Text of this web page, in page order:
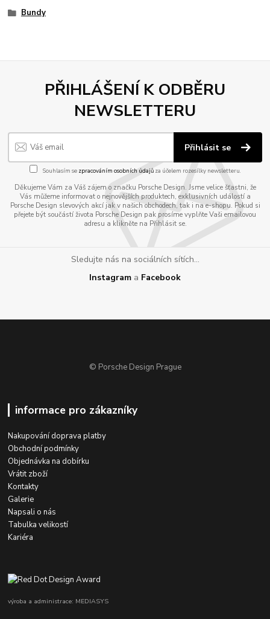
Bundy
PŘIHLÁŠENÍ K ODBĚRU
NEWSLETTERU
Přihlásit se
Souhlasím se zpracováním osobních údajůza účelem rozesílky newsletteru.
Děkujeme Vám za Váš zájem o značku Porsche Design. Jsme velice šťastni, že
Vás můžeme informovat o nejnovějších produktech, exklusivních událostí a
Porsche Design slevových akcí jak v našich obchodech, tak i na e-shopu. Pokud si
přejete být součástí života Porsche Design pak prosíme vyplňte Vaši emailovou
adresu a klikněte na Přihlásit se.
Sledujte nás na sociálních sítích...
Instagram a Facebook
© Porsche Design Prague
informace pro zákazníky
Nakupování doprava platby
Obchodní podmínky
Objednávka na dobírku
Vrátit zboží
Kontakty
Galerie
Napsali o nás
Tabulka velikostí
Kariéra
výroba a administrace: MEDIASYS